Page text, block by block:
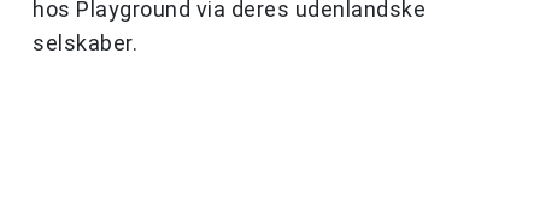
hos Playground via deres udenlandske
selskaber.